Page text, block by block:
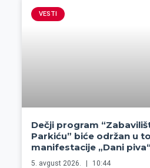
VESTI
Dečji program
Parkiću” biće održan u
manifestacije „Dani piva“
5. avgust 2026. 10:44